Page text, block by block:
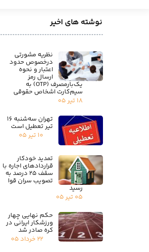
نوشته های اخیر
نظریه مشورتی
درخصوص حدود
اعتبار و نحوه
ارسال رمز
یک‌بارمصرف (OTP) به
سیم‌کارت اشخاص حقوقی
۱۸ تیر ۰۵
تهران سه‌شنبه ۱۶
تیر تعطیل است
۱۰ تیر ۰۵
تمدید خودکار
قراردادهای اجاره با
سقف ۲۵ درصد به
تصویب سران قوا
رسید
۰۵ تیر ۰۵
حکم نهایی چهار
ورزشکار ایرانی در
کره صادر شد
۲۲ خرداد ۰۵